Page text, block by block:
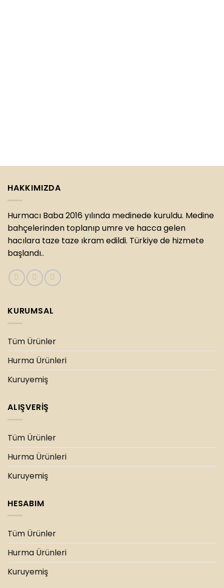
HAKKIMIZDA
Hurmacı Baba 2016 yılında medinede kuruldu. Medine
bahçelerinden toplanıp umre ve hacca gelen
hacılara taze taze ıkram edildi. Türkiye de hizmete
başlandı..
KURUMSAL
Tüm Ürünler
Hurma Ürünleri
Kuruyemiş
ALIŞVERİŞ
Tüm Ürünler
Hurma Ürünleri
Kuruyemiş
HESABIM
Tüm Ürünler
Hurma Ürünleri
Kuruyemiş